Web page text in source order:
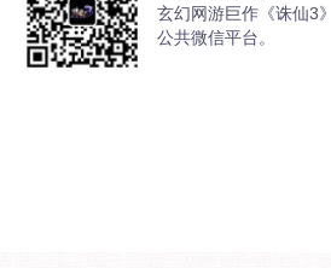
玄幻网游巨作《诛仙3》
公共微信平台。